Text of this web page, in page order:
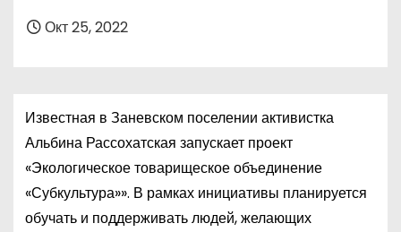
Окт 25, 2022
Известная в Заневском поселении активистка
Альбина Рассохатская запускает проект
«Экологическое товарищеское объединение
«Субкультура»». В рамках инициативы планируется
обучать и поддерживать людей, желающих